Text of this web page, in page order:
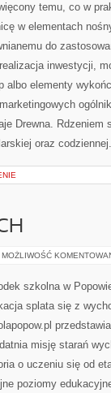
temu, co w
w elementach
do
inwestycji,
albo elementy
Drewna. Rdzeniem
oraz
MOŻLIWOŚĆ
szkolna w
splata się z
misję starań
o uczeniu się od
poziomy